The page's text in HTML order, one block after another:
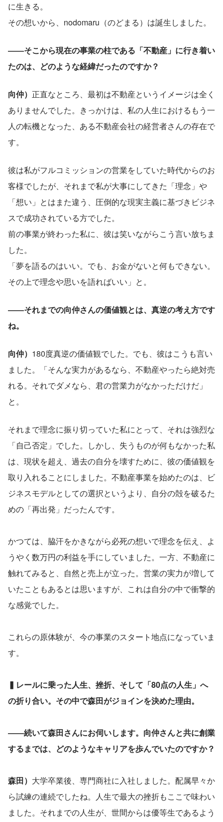
に生きる。
その想いから、nodomaru（のどまる）は誕生しました。
――そこから現在の事業の柱である「不動産」に行き着い
たのは、どのような経緯だったのですか？
向仲） 正直なところ、最初は不動産というイメージは全く
ありませんでした。きっかけは、私の人生におけるもう一
人の転機となった、ある不動産会社の経営者さんの存在で
す。
彼は私がフルコミッションの営業をしていた時代からのお
客様でしたが、それまで私が大事にしてきた「理念」や
「想い」とはまた違う、圧倒的な現実主義に基づきビジネ
スで成功されている方でした。
前の事業が終わった私に、彼は笑いながらこう言い放ちま
した。
「夢を語るのはいい。でも、お金がないと何もできない。
その上で理念や思いを語ればいい」と。
――それまでの向仲さんの価値観とは、真逆の考え方です
ね。
向仲） 180度真逆の価値観でした。でも、彼はこうも言い
ました。「そんな実力があるなら、不動産やったら絶対売
れる。それでダメなら、君の営業力がなかっただけだ」
と。
それまで理念に振り切っていた私にとって、それは強烈な
「自己否定」でした。しかし、失うものが何もなかった私
は、現状を超え、過去の自分を壊すために、彼の価値観を
取り入れることにしました。不動産事業を始めたのは、ビ
ジネスモデルとしての選択というより、自分の殻を破るた
めの「再出発」だったんです。
かつては、脇汗をかきながら必死の想いで理念を伝え、よ
うやく数万円の利益を手にしていました。一方、不動産に
触れてみると、自然と売上が立った。営業の実力が増して
いたこともあるとは思いますが、これは自分の中で衝撃的
な感覚でした。
これらの原体験が、今の事業のスタート地点になっていま
す。
▍レールに乗った人生、挫折、そして「80点の人生」へ
の折り合い。その中で森田がジョインを決めた理由。
――続いて森田さんにお伺いします。向仲さんと共に創業
するまでは、どのようなキャリアを歩んでいたのですか？
森田） 大学卒業後、専門商社に入社しました。配属早々か
ら試練の連続でしたね。人生で最大の挫折もここで味わい
ました。それまでの人生が、世間からは優等生であるよう